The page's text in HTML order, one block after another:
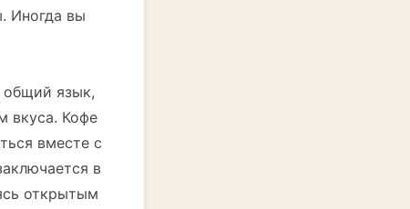
Иногда вы
язык,
вкуса. Кофе
вместе с
в
открытым